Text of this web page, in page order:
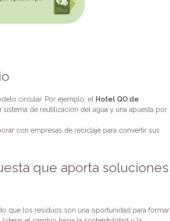
circular. Por ejemplo, el Hotel QO de
de reutilización del agua y una apuesta por
con empresas de reciclaje para convertir sus
que aporta soluciones
que los residuos son una oportunidad para formar